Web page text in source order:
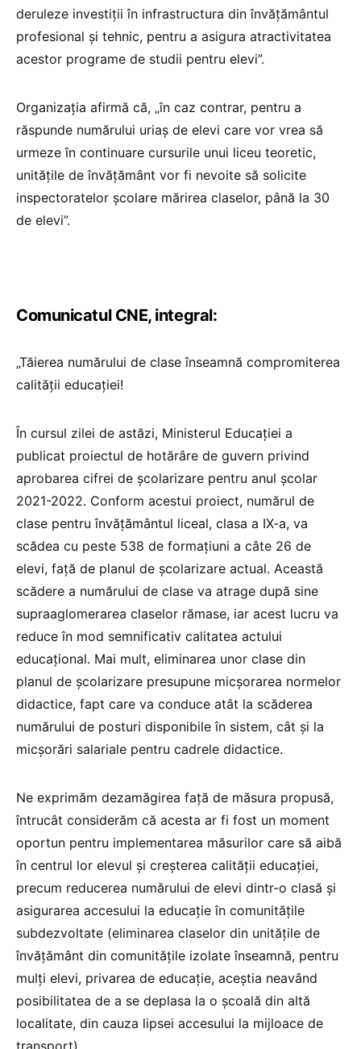
deruleze investiții în infrastructura din învățământul
profesional și tehnic, pentru a asigura atractivitatea
acestor programe de studii pentru elevi”.
Organizația afirmă că, „în caz contrar, pentru a
răspunde numărului uriaș de elevi care vor vrea să
urmeze în continuare cursurile unui liceu teoretic,
unitățile de învățământ vor fi nevoite să solicite
inspectoratelor școlare mărirea claselor, până la 30
de elevi”.
Comunicatul CNE, integral:
„Tăierea numărului de clase înseamnă compromiterea
calității educației!
În cursul zilei de astăzi, Ministerul Educației a
publicat proiectul de hotărâre de guvern privind
aprobarea cifrei de școlarizare pentru anul școlar
2021-2022. Conform acestui proiect, numărul de
clase pentru învățământul liceal, clasa a IX-a, va
scădea cu peste 538 de formațiuni a câte 26 de
elevi, față de planul de școlarizare actual. Această
scădere a numărului de clase va atrage după sine
supraaglomerarea claselor rămase, iar acest lucru va
reduce în mod semnificativ calitatea actului
educațional. Mai mult, eliminarea unor clase din
planul de școlarizare presupune micșorarea normelor
didactice, fapt care va conduce atât la scăderea
numărului de posturi disponibile în sistem, cât și la
micșorări salariale pentru cadrele didactice.
Ne exprimăm dezamăgirea față de măsura propusă,
întrucât considerăm că acesta ar fi fost un moment
oportun pentru implementarea măsurilor care să aibă
în centrul lor elevul și creșterea calității educației,
precum reducerea numărului de elevi dintr-o clasă și
asigurarea accesului la educație în comunitățile
subdezvoltate (eliminarea claselor din unitățile de
învățământ din comunitățile izolate înseamnă, pentru
mulți elevi, privarea de educație, aceștia neavând
posibilitatea de a se deplasa la o școală din altă
localitate, din cauza lipsei accesului la mijloace de
transport).